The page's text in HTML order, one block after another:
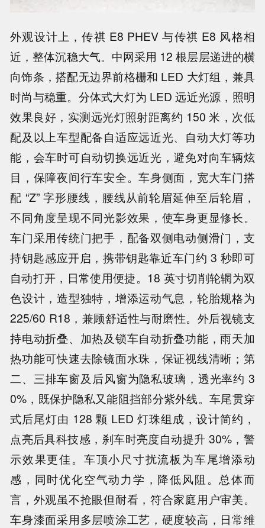
外观设计上，传祺 E8 PHEV 与传祺 E8 风格相
近，整体沉稳大气。中网采用 12 根层层递进的横
向饰条，搭配无边界前格栅和 LED 大灯组，兼具
时尚与稳重。分体式大灯为 LED 远近光源，照明
效果良好，实测远光灯照射距离约 150 米，次低
配及以上车型配备自适应远近光、自动大灯等功
能，会车时可自动切换远近光，避免对向车辆炫
目，保障夜间行车安全。车身侧面，宽大车门搭
配 “Z” 字形腰线，腰线从前轮眉延伸至后轮眉，
不同角度呈现不同光影效果，使车身更显修长。
车门采用传统门把手，配备双侧电动侧滑门，支
持钥匙感应开启，携带钥匙靠近车门约 3 秒即可
自动打开，日常使用便捷。18 英寸切削轮辋为双
色设计，造型独特，增添运动气息，轮胎规格为
225/60 R18，兼顾舒适性与耐磨性。外后视镜支
持电动折叠、加热及锁车自动折叠功能，雨天加
热功能可快速去除镜面水珠，保证视线清晰；第
二、三排车窗及后风窗为隐私玻璃，透光率约 3
0%，既保护隐私又能阻挡部分紫外线。车尾贯穿
式后尾灯由 128 颗 LED 灯珠组成，设计简约，
点亮后具科技感，刹车时亮度自动提升 30%，警
示效果更佳。车顶小尺寸扰流板为车尾增添动
感，同时优化空气动力学，降低风阻。总体而
言，外观虽不抢眼但耐看，符合家庭用户审美。
车身漆面采用多层喷涂工艺，硬度较高，日常维